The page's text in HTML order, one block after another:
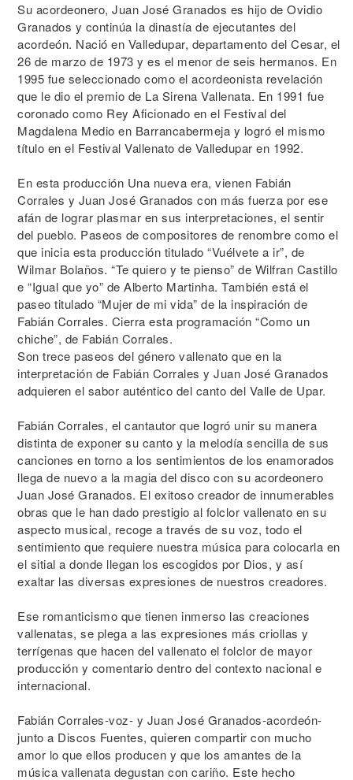
Su acordeonero, Juan José Granados es hijo de Ovidio
Granados y continúa la dinastía de ejecutantes del
acordeón. Nació en Valledupar, departamento del Cesar, el
26 de marzo de 1973 y es el menor de seis hermanos. En
1995 fue seleccionado como el acordeonista revelación
que le dio el premio de La Sirena Vallenata. En 1991 fue
coronado como Rey Aficionado en el Festival del
Magdalena Medio en Barrancabermeja y logró el mismo
título en el Festival Vallenato de Valledupar en 1992.
En esta producción Una nueva era, vienen Fabián
Corrales y Juan José Granados con más fuerza por ese
afán de lograr plasmar en sus interpretaciones, el sentir
del pueblo. Paseos de compositores de renombre como el
que inicia esta producción titulado “Vuélvete a ir”, de
Wilmar Bolaños. “Te quiero y te pienso” de Wilfran Castillo
e “Igual que yo” de Alberto Martinha. También está el
paseo titulado “Mujer de mi vida” de la inspiración de
Fabián Corrales. Cierra esta programación “Como un
chiche”, de Fabián Corrales.
Son trece paseos del género vallenato que en la
interpretación de Fabián Corrales y Juan José Granados
adquieren el sabor auténtico del canto del Valle de Upar.
Fabián Corrales, el cantautor que logró unir su manera
distinta de exponer su canto y la melodía sencilla de sus
canciones en torno a los sentimientos de los enamorados
llega de nuevo a la magia del disco con su acordeonero
Juan José Granados. El exitoso creador de innumerables
obras que le han dado prestigio al folclor vallenato en su
aspecto musical, recoge a través de su voz, todo el
sentimiento que requiere nuestra música para colocarla en
el sitial a donde llegan los escogidos por Dios, y así
exaltar las diversas expresiones de nuestros creadores.
Ese romanticismo que tienen inmerso las creaciones
vallenatas, se plega a las expresiones más criollas y
terrígenas que hacen del vallenato el folclor de mayor
producción y comentario dentro del contexto nacional e
internacional.
Fabián Corrales-voz- y Juan José Granados-acordeón-
junto a Discos Fuentes, quieren compartir con mucho
amor lo que ellos producen y que los amantes de la
música vallenata degustan con cariño. Este hecho